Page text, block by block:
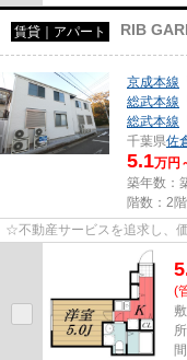
賃貸｜アパート RIB
京成本線
総武本線
総武本線
千葉県佐
5.1万円
築年数：
階数：2
☆不動産サービスを追求し、
(